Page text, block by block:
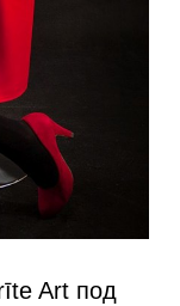
Art под